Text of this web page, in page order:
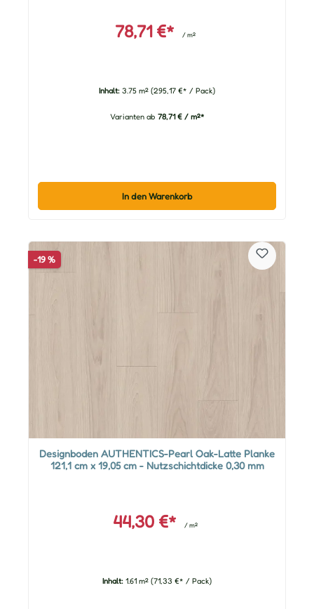
78,71 €* / m²
Inhalt: 3.75 m² (295,17 €* / Pack)
Varianten ab 78,71 € / m²*
In den Warenkorb
-19 %
Designboden AUTHENTICS-Pearl Oak-Latte Planke
121,1 cm x 19,05 cm - Nutzschichtdicke 0,30 mm
44,30 €* / m²
Inhalt: 1.61 m² (71,33 €* / Pack)